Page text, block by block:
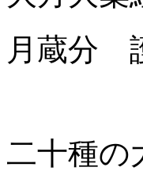
月蔵分
二十種の